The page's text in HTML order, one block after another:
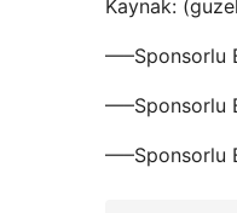
Kaynak:
—–Sponsorlu
—–Sponsorlu
—–Sponsorlu